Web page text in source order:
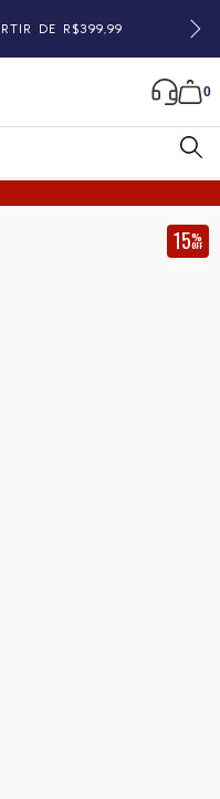
DE R$399,99
0
B
u
s
c
a
15%
OFF